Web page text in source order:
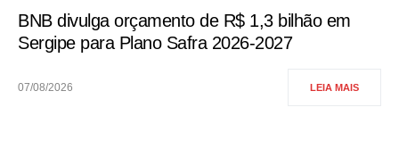
BNB divulga orçamento de R$ 1,3 bilhão em
Sergipe para Plano Safra 2026-2027
07/08/2026 LEIA MAIS